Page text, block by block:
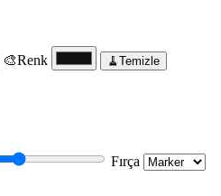
🎨Renk 🧹 Temizle
Fırça